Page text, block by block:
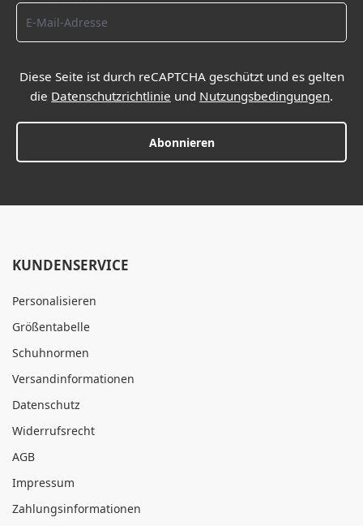
Diese Seite ist durch reCAPTCHA geschützt und es gelten
die Datenschutzrichtlinie und Nutzungsbedingungen.
Abonnieren
KUNDENSERVICE
Personalisieren
Größentabelle
Schuhnormen
Versandinformationen
Datenschutz
Widerrufsrecht
AGB
Impressum
Zahlungsinformationen